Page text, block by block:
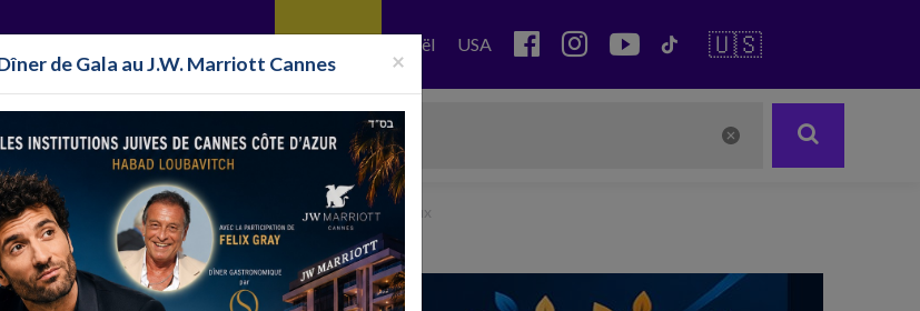
Israël USA 🇺🇸
Hauts-de-Seine Synagogue Châtillon sous Bagneux
Bagneux
×
de Gala au J.W. Marriott Cannes